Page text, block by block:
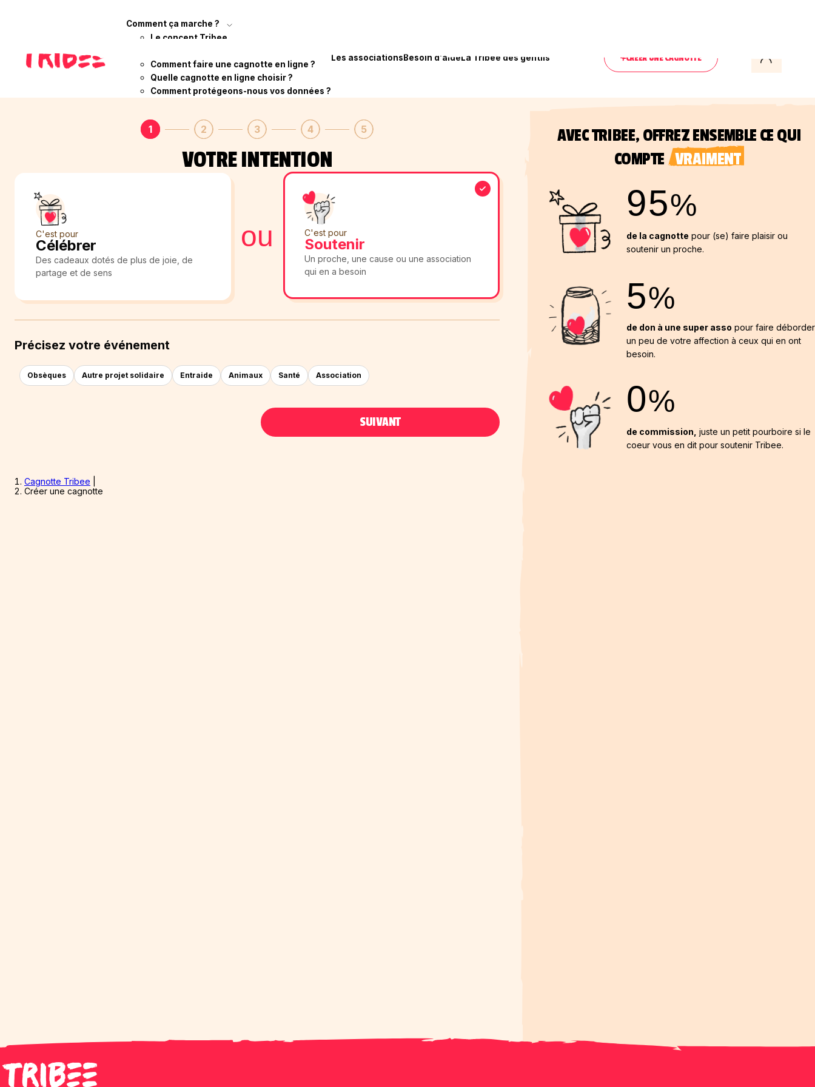
Comment ça marche ?
Le concept Tribee
Comment faire une cagnotte en ligne ?
Quelle cagnotte en ligne choisir ?
Comment protégeons-nous vos données ?
Les associationsBesoin d'aideLa Tribee des gentils CRÉER UNE CAGNOTTE
1
Évènement 2
Titre & objectif 3
Description 4
Association 5
Bénéficiaire
VOTRE INTENTION
C'est pour
Célébrer
Des cadeaux dotés de plus de joie, de
partage et de sens
ou C'est pour
Soutenir
Un proche, une cause ou une association
qui en a besoin
Précisez votre événement
Obsèques Autre projet solidaire Entraide Animaux Santé Association
SUIVANT
Cagnotte Tribee
Créer une cagnotte
AVEC TRIBEE, OFFREZ ENSEMBLE CE QUI
COMPTE VRAIMENT
95%
de la cagnotte pour (se) faire plaisir ou
soutenir un proche.
5%
de don à une super asso pour faire déborder
un peu de votre affection à ceux qui en ont
besoin.
0%
de commission, juste un petit pourboire si le
coeur vous en dit pour soutenir Tribee.